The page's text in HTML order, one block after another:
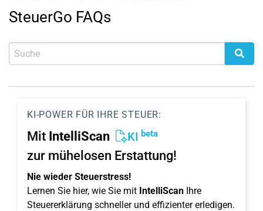
SteuerGo FAQs
KI-POWER FÜR IHRE STEUER:
Mit IntelliScan KI beta
zur mühelosen Erstattung!
Nie wieder Steuerstress!
Lernen Sie hier, wie Sie mit IntelliScan Ihre
Steuererklärung schneller und effizienter erledigen.